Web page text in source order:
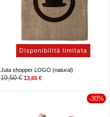
Disponibilità limitata
Juta shopper LOGO (natural)
19,50€ 13,65 €
-30%